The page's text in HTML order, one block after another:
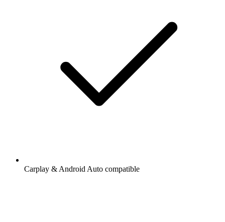
Carplay & Android Auto compatible